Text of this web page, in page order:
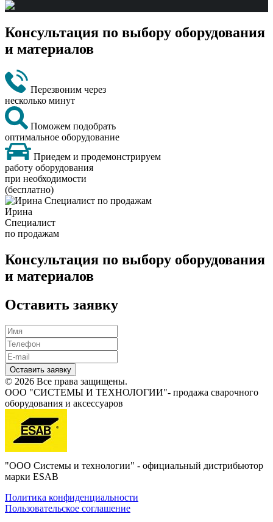
Консультация по выбору оборудования
и материалов
Перезвоним через
несколько минут
Поможем подобрать
оптимальное оборудование
Приедем и продемонстрируем
работу оборудования
при необходимости
(бесплатно)
Ирина
Специалист
по продажам
Консультация по выбору оборудования
и материалов
Оставить заявку
Оставить заявку
© 2026 Все права защищены.
ООО "СИСТЕМЫ И ТЕХНОЛОГИИ"- продажа сварочного
оборудования и аксессуаров
"ООО Системы и технологии" - официальный дистрибьютор
марки ESAB
Политика конфиденциальности
Пользовательское соглашение